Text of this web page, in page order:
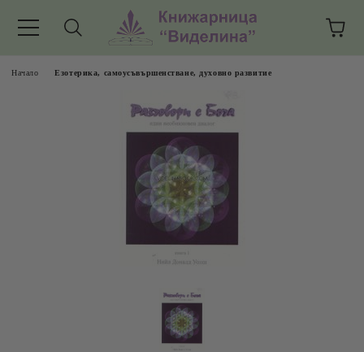
Начало Езотерика, самоусъвършенстване, духовно развитие